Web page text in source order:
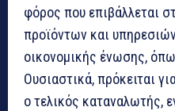
φόρος που επιβάλλεται
προϊόντων και
οικονομικής ένωσης,
Ουσιαστικά, πρόκειται
ο τελικός καταναλωτής,